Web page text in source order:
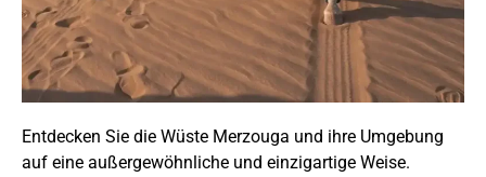
Entdecken Sie die Wüste Merzouga und ihre Umgebung
auf eine außergewöhnliche und einzigartige Weise.